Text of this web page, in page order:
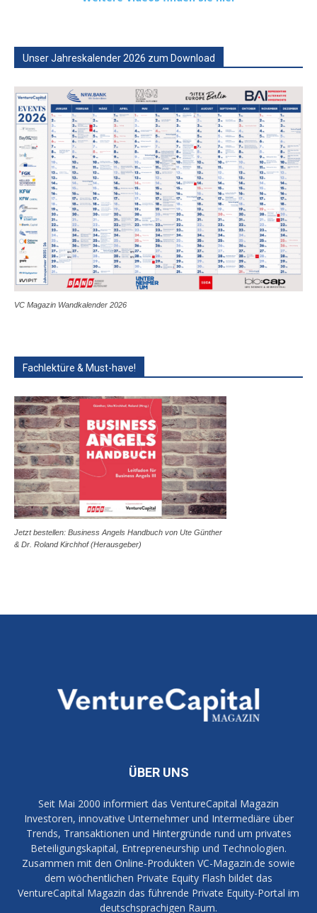
Unser Jahreskalender 2026 zum Download
VC Magazin Wandkalender 2026
Fachlektüre & Must-have!
Jetzt bestellen: Business Angels Handbuch von Ute Günther
& Dr. Roland Kirchhof (Herausgeber)
ÜBER UNS
Seit Mai 2000 informiert das VentureCapital Magazin
Investoren, innovative Unternehmer und Intermediäre über
Trends, Transaktionen und Hintergründe rund um privates
Beteiligungskapital, Entrepreneurship und Technologien.
Zusammen mit den Online-Produkten VC-Magazin.de sowie
dem wöchentlichen Private Equity Flash bildet das
VentureCapital Magazin das führende Private Equity-Portal im
deutschsprachigen Raum.